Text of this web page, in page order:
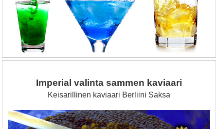
Imperial valinta sammen kaviaari
Keisarillinen kaviaari Berliini Saksa